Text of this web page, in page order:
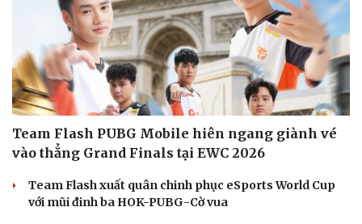
Team Flash PUBG Mobile hiên ngang giành vé
vào thẳng Grand Finals tại EWC 2026
Team Flash xuất quân chinh phục eSports World Cup
với mũi đinh ba HOK-PUBG-Cờ vua